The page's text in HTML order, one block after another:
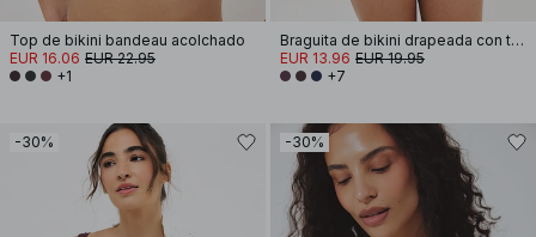
Top de bikini bandeau acolchado
EUR 16.06 EUR 22.95
+1
Braguita de bikini drapeada con tira ancha
EUR 13.96 EUR 19.95
+7
-30% -30%